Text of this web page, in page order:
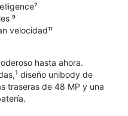
⁹
velocidad¹¹
hasta ahora.
1 diseño unibody de
traseras de 48 MP y una